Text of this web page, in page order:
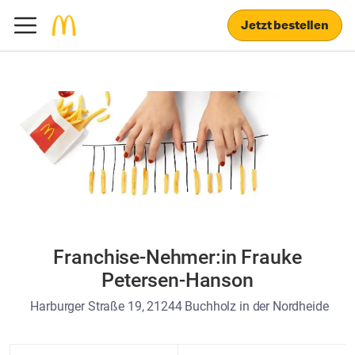
Jetzt bestellen
Franchise-Nehmer:in Frauke
Petersen-Hanson
Harburger Straße 19, 21244 Buchholz in der Nordheide